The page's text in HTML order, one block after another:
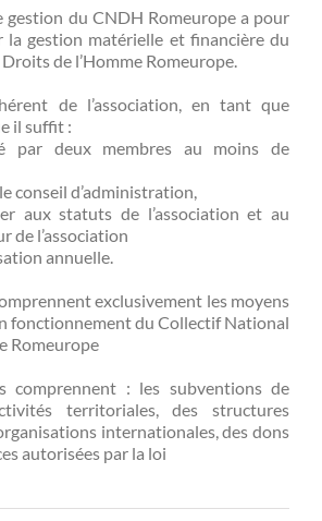
gestion du CNDH Romeurope a pour
la gestion matérielle et financière du
de l’Homme Romeurope.
de l’association, en tant que
il suffit :
par deux membres au moins de
conseil d’administration,
aux statuts de l’association et au
de l’association
annuelle.
exclusivement les moyens
fonctionnement du Collectif National
Romeurope
comprennent : les subventions de
territoriales, des structures
internationales, des dons
autorisées par la loi